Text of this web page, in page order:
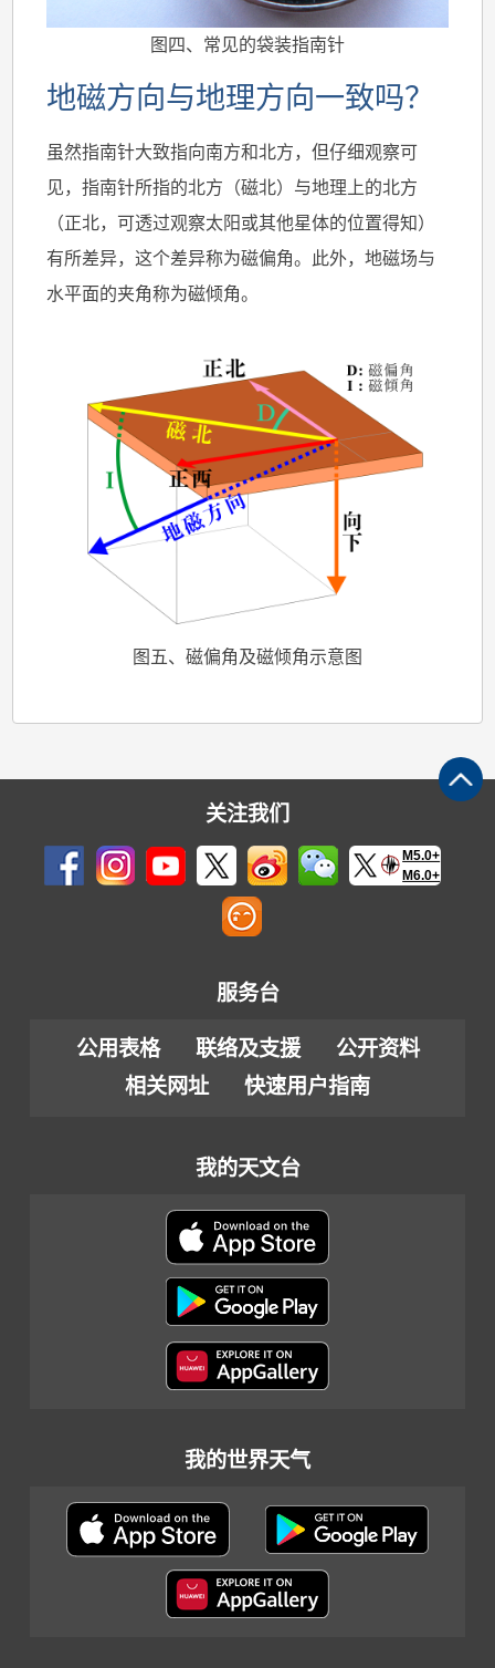
图四、常见的袋装指南针
地磁方向与地理方向一致吗？
虽然指南针大致指向南方和北方，但仔细观察可
见，指南针所指的北方（磁北）与地理上的北方
（正北，可透过观察太阳或其他星体的位置得知）
有所差异，这个差异称为磁偏角。此外，地磁场与
水平面的夹角称为磁倾角。
图五、磁偏角及磁倾角示意图
关注我们
M5.0+
M6.0+
服务台
公用表格 联络及支援
公开资料
相关网址
快速用户指南
我的天文台
我的世界天气